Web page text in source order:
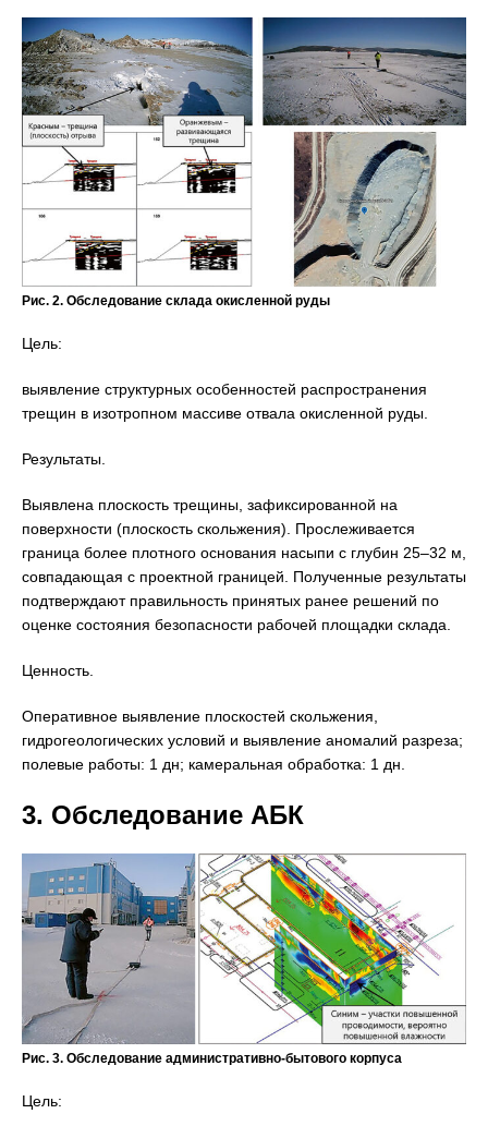
Рис. 2. Обследование склада окисленной руды
Цель:
выявление структурных особенностей распространения
трещин в изотропном массиве отвала окисленной руды.
Результаты.
Выявлена плоскость трещины, зафиксированной на
поверхности (плоскость скольжения). Прослеживается
граница более плотного основания насыпи с глубин 25–32 м,
совпадающая с проектной границей. Полученные результаты
подтверждают правильность принятых ранее решений по
оценке состояния безопасности рабочей площадки склада.
Ценность.
Оперативное выявление плоскостей скольжения,
гидрогеологических условий и выявление аномалий разреза;
полевые работы: 1 дн; камеральная обработка: 1 дн.
3. Обследование АБК
Рис. 3. Обследование административно-бытового корпуса
Цель: